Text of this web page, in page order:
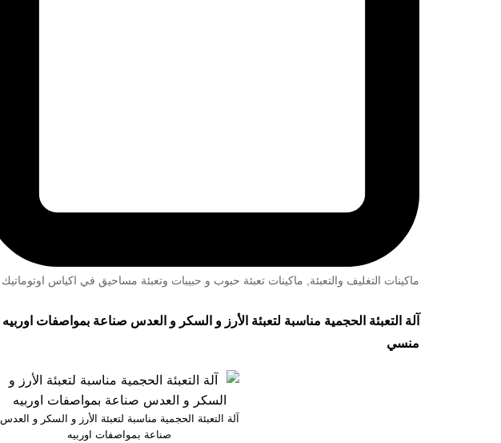
ماكينات التغليف والتعبئة ماكينات تعبئة حبوب و حبيبات وتعبئة مساحيق في اكياس اوتوماتيك
آلة التعبئة الحجمية مناسبة لتعبئة الأرز و السكر و العدس صناعة بمواصفات
منسي
آلة التعبئة الحجمية مناسبة لتعبئة الأرز و السكر و العدس
صناعة بمواصفات اوربيه